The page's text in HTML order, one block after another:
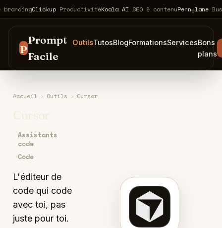
ClickupProductivitéKoala AISEO & contenuPennylaneBusiness
P
Prompt
Facile
OutilsTutosBlogFormationsServicesBons
plans
Accueil › Outils › Cursor
Assistants
code
Code
L'éditeur de
code qui code
avec toi, pas
juste pour toi.
C